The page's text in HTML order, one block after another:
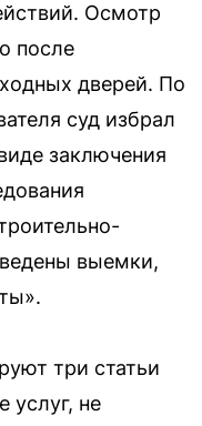
Осмотр
после
дверей. По
суд избрал
заключения
выемки,
три статьи
услуг, не